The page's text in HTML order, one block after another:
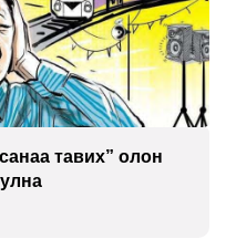
тавих” олон